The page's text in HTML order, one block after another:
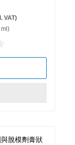
VAT)
5 stars